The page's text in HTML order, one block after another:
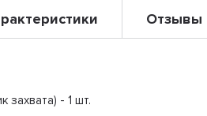
Отзывы
захвата) - 1 шт.